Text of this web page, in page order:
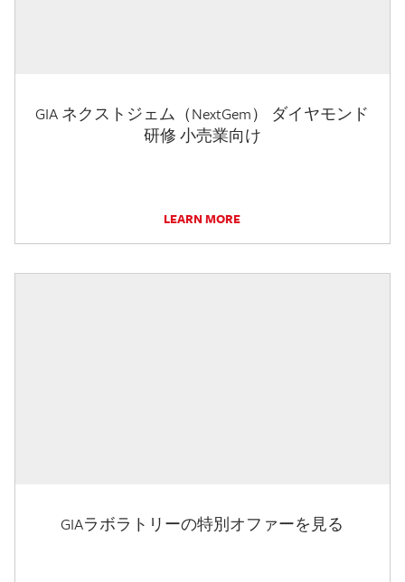
GIA ネクストジェム（NextGem） ダイヤモンド
研修 小売業向け
LEARN MORE
GIAラボラトリーの特別オファーを見る